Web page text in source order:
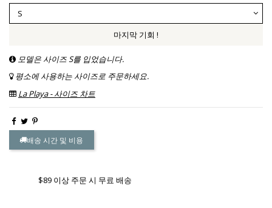
마지막 기회 !
모델은 사이즈 S를 입었습니다.
평소에 사용하는 사이즈로 주문하세요.
La Playa - 사이즈 차트
배송 시간 및 비용
$89 이상 주문 시 무료 배송